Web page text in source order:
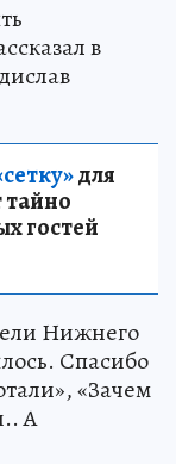
в
для
тайно
гостей
Нижнего
Спасибо
«Зачем
А